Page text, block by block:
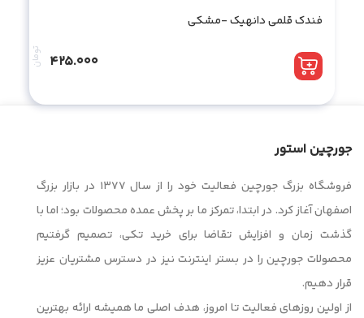
فندک قلمی دانهیک -مشکی
تومان 425.000
جورچین استور
فروشگاه بزرگ جورچین فعالیت خود را از سال ۱۳۷۷ در بازار بزرگ
اصفهان آغاز کرد. در ابتدا، تمرکز ما بر پخش عمده محصولات بود؛ اما با
گذشت زمان و افزایش تقاضا برای خرید تکی، تصمیم گرفتیم
محصولات جورچین را در بستر اینترنت نیز در دسترس مشتریان عزیز
قرار دهیم.
از اولین روزهای فعالیت تا امروز، هدف اصلی ما همیشه ارائه بهترین